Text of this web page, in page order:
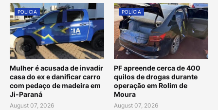
POLÍCIA
Mulher é acusada de invadir
casa do ex e danificar carro
com pedaço de madeira em
Ji-Paraná
August 07, 2026
POLÍCIA
PF apreende cerca de 400
quilos de drogas durante
operação em Rolim de
Moura
August 07, 2026